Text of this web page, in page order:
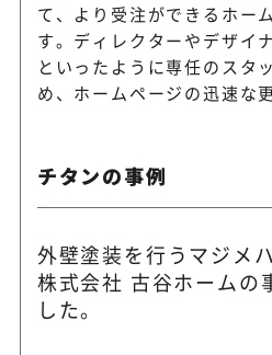
て、より受注ができるホー
す。ディレクターやデザイ
といったように専任のスタ
め、ホームページの迅速な
チタンの事例
外壁塗装を行うマジメ
株式会社 古谷ホームの
した。